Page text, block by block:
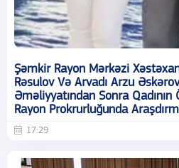
Şəmkir Rayon Mərkəzi
Rəsulov Və Arvadı Arzu
Əməliyyatından Sonra
Rayon Prokrurluğunda
17:29